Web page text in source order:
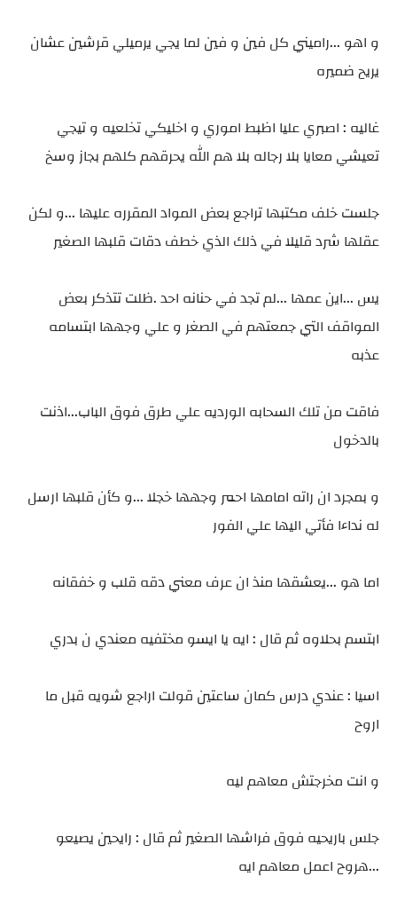
و اهو ...راميني كل فين و فين لما يجي يرميلي قرشين عشان
يريح ضميره
غاليه : اصبري عليا اظبط اموري و اخليكي تخلعيه و تيجي
تعيشي معايا بلا رجاله بلا هم الله يحرقهم كلهم بجاز وسخ
جلست خلف مكتبها تراجع بعض المواد المقرره عليها ...و لكن
عقلها شرد قليلا في ذلك الذي خطف دقات قلبها الصغير
يس ...اين عمها ...لم تجد في حنانه احد .ظلت تتذكر بعض
المواقف التي جمعتهم في الصغر و علي وجهها ابتسامه
عذبه
فاقت من تلك السحابه الورديه علي طرق فوق الباب...اذنت
بالدخول
و بمجرد ان راته امامها احمر وجهها خجلا ...و كأن قلبها ارسل
له نداءا فأتي اليها علي الفور
اما هو ...يعشقها منذ ان عرف معني دقه قلب و خفقانه
ابتسم بحلاوه ثم قال : ايه يا ايسو مختفيه معندي ن بدري
اسيا : عندي درس كمان ساعتين قولت اراجع شويه قبل ما
اروح
و انت مخرجتش معاهم ليه
جلس باريحيه فوق فراشها الصغير ثم قال : رايحين يصيعو
...هروح اعمل معاهم ايه